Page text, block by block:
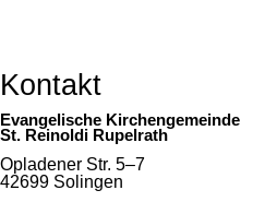
Kontakt
Evangelische Kirchengemeinde
St. Reinoldi Rupelrath
Opladener Str. 5–7
42699 Solingen